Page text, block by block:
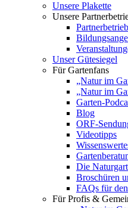
Unsere Plakette
Unsere
Unser Gütesiegel
Für Gartenfans
„Natur im
„Natur im
Garten-
Blog
ORF-
Videotipps
Die
Broschüren
FAQs für
Für Profis &